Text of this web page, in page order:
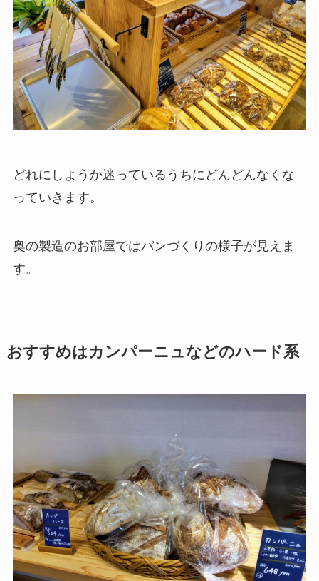
どれにしようか迷っているうちにどんどんなくな
っていきます。
奥の製造のお部屋ではパンづくりの様子が見えま
す。
おすすめはカンパーニュなどのハード系